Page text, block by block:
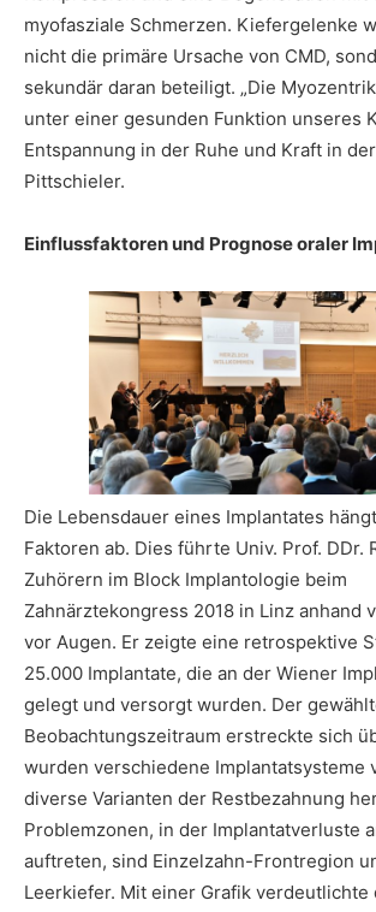
myofasziale Schmerzen. Kiefergelenke
nicht die primäre Ursache von CMD,
sekundär daran beteiligt. „Die
unter einer gesunden Funktion unseres
Entspannung in der Ruhe und Kraft in
Pittschieler.
Einflussfaktoren und Prognose oraler
Die Lebensdauer eines Implantates
Faktoren ab. Dies führte Univ. Prof. DDr.
Zuhörern im Block Implantologie beim
Zahnärztekongress 2018 in Linz anhand
vor Augen. Er zeigte eine retrospektive
25.000 Implantate, die an der Wiener
gelegt und versorgt wurden. Der
Beobachtungszeitraum erstreckte sich
wurden verschiedene Implantatsysteme
diverse Varianten der Restbezahnung
Problemzonen, in der Implantatverluste
auftreten, sind Einzelzahn-Frontregion
Leerkiefer. Mit einer Grafik verdeutlichte